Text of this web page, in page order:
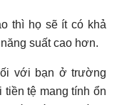
thì họ sẽ ít có khả
suất cao hơn.
với bạn ở trường
tệ mang tính ổn